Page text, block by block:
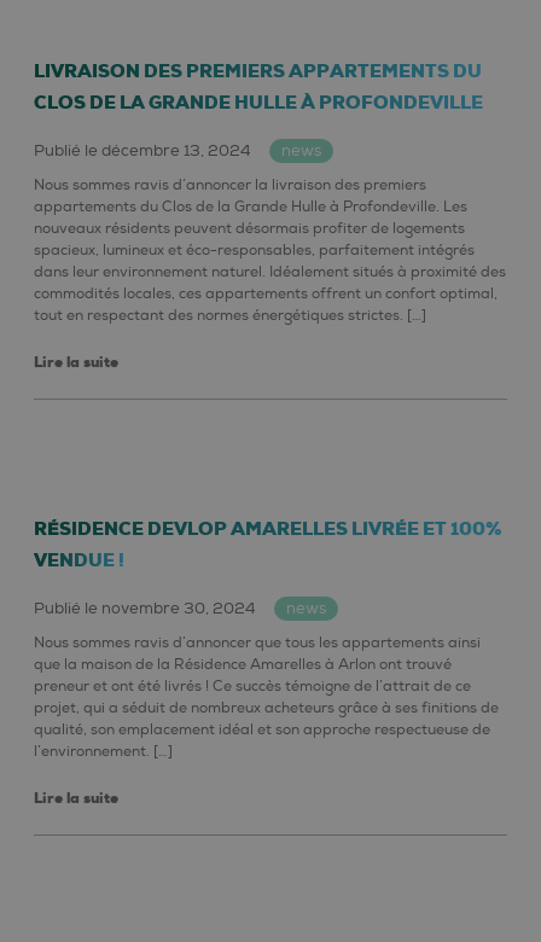
LIVRAISON DES PREMIERS APPARTEMENTS DU
CLOS DE LA GRANDE HULLE À PROFONDEVILLE
Publié le décembre 13, 2024 news
Nous sommes ravis d’annoncer la livraison des premiers
appartements du Clos de la Grande Hulle à Profondeville. Les
nouveaux résidents peuvent désormais profiter de logements
spacieux, lumineux et éco-responsables, parfaitement intégrés
dans leur environnement naturel. Idéalement situés à proximité des
commodités locales, ces appartements offrent un confort optimal,
tout en respectant des normes énergétiques strictes. […]
Lire la suite
RÉSIDENCE DEVLOP AMARELLES LIVRÉE ET 100%
VENDUE !
Publié le novembre 30, 2024 news
Nous sommes ravis d’annoncer que tous les appartements ainsi
que la maison de la Résidence Amarelles à Arlon ont trouvé
preneur et ont été livrés ! Ce succès témoigne de l’attrait de ce
projet, qui a séduit de nombreux acheteurs grâce à ses finitions de
qualité, son emplacement idéal et son approche respectueuse de
l’environnement. […]
Lire la suite